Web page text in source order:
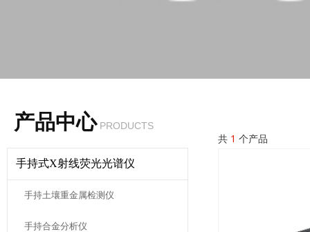
共 1 个产品
手持式X射线荧光光谱仪
手持土壤重金属检测仪
手持合金分析仪
产品中心 PRODUCTS